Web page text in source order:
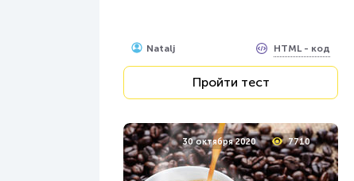
Natalj HTML - код
Пройти тест
30 октября 2020 7710